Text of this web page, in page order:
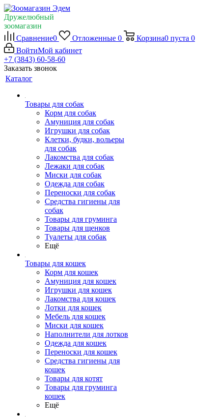
Дружелюбный
зоомагазин
Сравнение0 Отложенные 0 Корзина0 пуста 0
ВойтиМой кабинет
+7 (3843) 60-58-60
Заказать звонок
Каталог
Товары для собак
Корм для собак
Амуниция для собак
Игрушки для собак
Клетки, будки, вольеры
для собак
Лакомства для собак
Лежаки для собак
Миски для собак
Одежда для собак
Переноски для собак
Средства гигиены для
собак
Товары для груминга
Товары для щенков
Туалеты для собак
Ещё
Товары для кошек
Корм для кошек
Амуниция для кошек
Игрушки для кошек
Лакомства для кошек
Лотки для кошек
Мебель для кошек
Миски для кошек
Наполнители для лотков
Одежда для кошек
Переноски для кошек
Средства гигиены для
кошек
Товары для котят
Товары для груминга
кошек
Ещё